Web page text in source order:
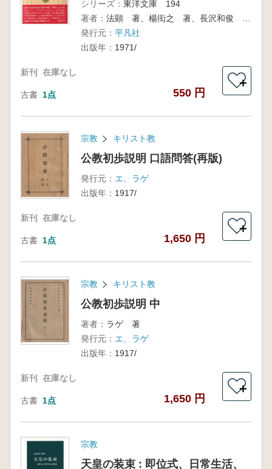
シリーズ： 東洋文庫 194
著者：
発行元： 平凡社
出版年： 1971/
新刊 在庫なし
古書 1点 550 円
＋
宗教 キリスト教
公教初歩説明 口語問答(再版)
発行元： エ、ラゲ
出版年： 1917/
新刊 在庫なし
古書 1点 1,650 円
＋
宗教 キリスト教
公教初歩説明 中
著者： ラゲ 著
発行元： エ、ラゲ
出版年： 1917/
新刊 在庫なし
古書 1点 1,650 円
＋
宗教
天皇の装束 : 即位式、日常生活、